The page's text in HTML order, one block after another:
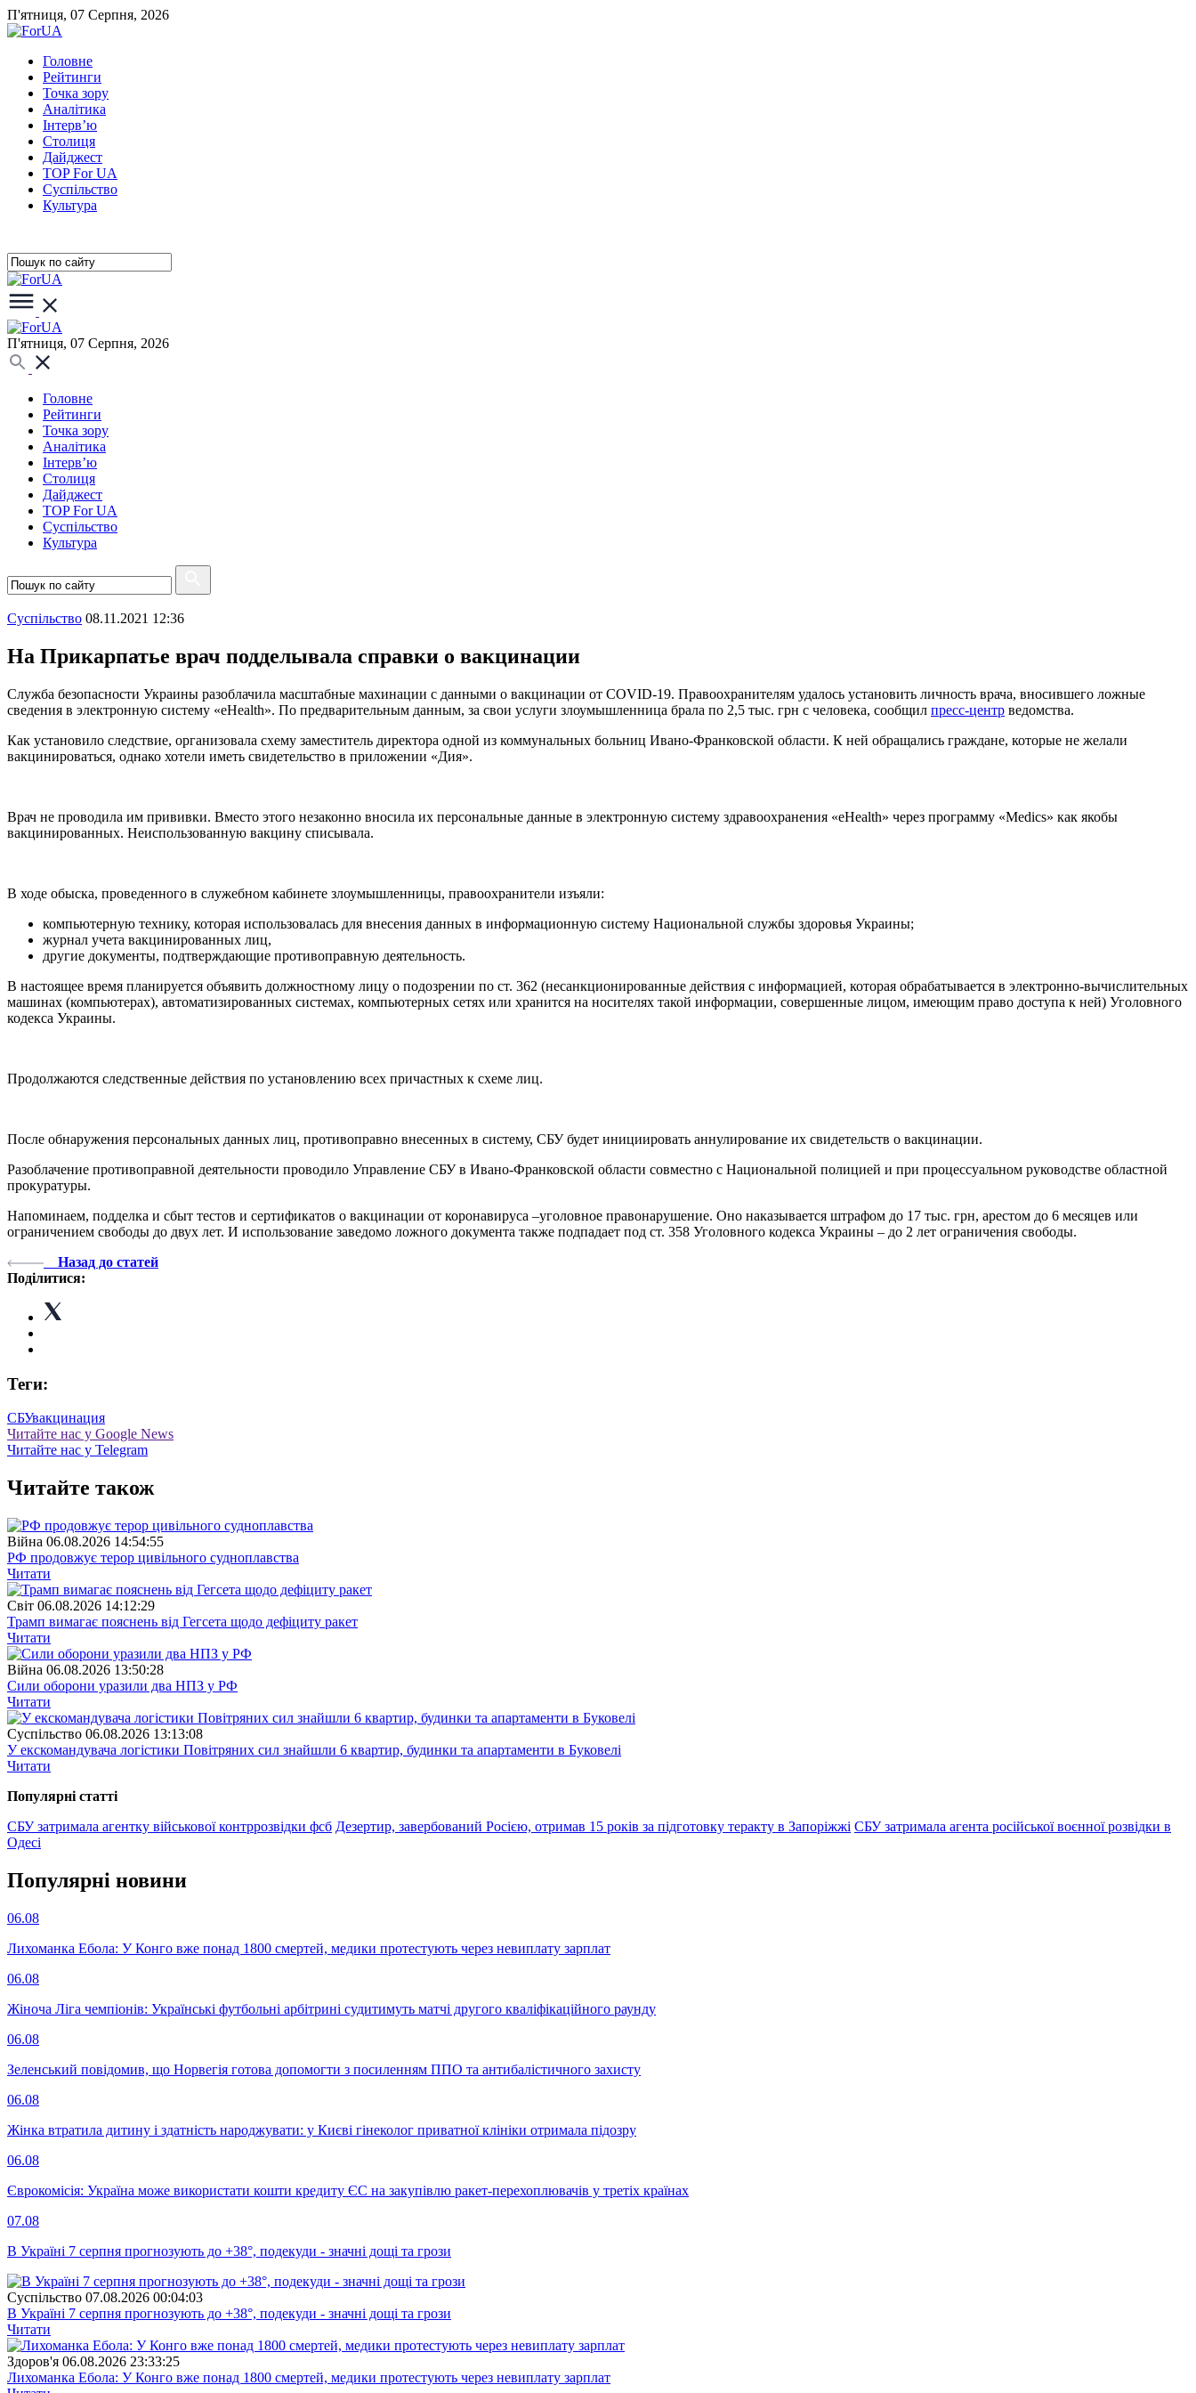
П'ятниця, 07 Серпня, 2026
Головне
Рейтинги
Точка зору
Аналітика
Інтерв’ю
Столиця
Дайджест
TOP For UA
Суспiльство
Культура
П'ятниця, 07 Серпня, 2026
Головне
Рейтинги
Точка зору
Аналітика
Інтерв’ю
Столиця
Дайджест
TOP For UA
Суспiльство
Культура
Суспiльство 08.11.2021 12:36
На Прикарпатье врач подделывала справки о вакцинации
Служба безопасности Украины разоблачила масштабные махинации с данными о вакцинации от COVID-19. Правоохранителям удалось установить личность врача, вносившего ложные
сведения в электронную систему «eHealth». По предварительным данным, за свои услуги злоумышленница брала по 2,5 тыс. грн с человека, сообщил пресс-центр ведомства.
Как установило следствие, организовала схему заместитель директора одной из коммунальных больниц Ивано-Франковской области. К ней обращались граждане, которые не желали
вакцинироваться, однако хотели иметь свидетельство в приложении «Дия».
Врач не проводила им прививки. Вместо этого незаконно вносила их персональные данные в электронную систему здравоохранения «eHealth» через программу «Medics» как якобы
вакцинированных. Неиспользованную вакцину списывала.
В ходе обыска, проведенного в служебном кабинете злоумышленницы, правоохранители изъяли:
компьютерную технику, которая использовалась для внесения данных в информационную систему Национальной службы здоровья Украины;
журнал учета вакцинированных лиц,
другие документы, подтверждающие противоправную деятельность.
В настоящее время планируется объявить должностному лицу о подозрении по ст. 362 (несанкционированные действия с информацией, которая обрабатывается в электронно-вычислительных
машинах (компьютерах), автоматизированных системах, компьютерных сетях или хранится на носителях такой информации, совершенные лицом, имеющим право доступа к ней) Уголовного
кодекса Украины.
Продолжаются следственные действия по установлению всех причастных к схеме лиц.
После обнаружения персональных данных лиц, противоправно внесенных в систему, СБУ будет инициировать аннулирование их свидетельств о вакцинации.
Разоблачение противоправной деятельности проводило Управление СБУ в Ивано-Франковской области совместно с Национальной полицией и при процессуальном руководстве областной
прокуратуры.
Напоминаем, подделка и сбыт тестов и сертификатов о вакцинации от коронавируса –уголовное правонарушение. Оно наказывается штрафом до 17 тыс. грн, арестом до 6 месяцев или
ограничением свободы до двух лет. И использование заведомо ложного документа также подпадает под ст. 358 Уголовного кодекса Украины – до 2 лет ограничения свободы.
Назад до статей
Поділитися:
Теги:
СБУвакцинация
Читайте нас у Google News
Читайте нас у Telegram
Читайте також
Війна 06.08.2026 14:54:55
РФ продовжує терор цивільного судноплавства
Читати
Свiт 06.08.2026 14:12:29
Трамп вимагає пояснень від Гегсета щодо дефіциту ракет
Читати
Війна 06.08.2026 13:50:28
Сили оборони уразили два НПЗ у РФ
Читати
Суспiльство 06.08.2026 13:13:08
У екскомандувача логістики Повітряних сил знайшли 6 квартир, будинки та апартаменти в Буковелі
Читати
Популярнi статтi
СБУ затримала агентку військової контррозвідки фсб Дезертир, завербований Росією, отримав 15 років за підготовку теракту в Запоріжжі СБУ затримала агента російської воєнної розвідки в
Одесі
Популярнi новини
06.08
Лихоманка Ебола: У Конго вже понад 1800 смертей, медики протестують через невиплату зарплат
06.08
Жіноча Ліга чемпіонів: Українські футбольні арбітрині судитимуть матчі другого кваліфікаційного раунду
06.08
Зеленський повідомив, що Норвегія готова допомогти з посиленням ППО та антибалістичного захисту
06.08
Жінка втратила дитину і здатність народжувати: у Києві гінеколог приватної клініки отримала підозру
06.08
Єврокомісія: Україна може використати кошти кредиту ЄС на закупівлю ракет-перехоплювачів у третіх країнах
07.08
В Україні 7 серпня прогнозують до +38°, подекуди - значні дощі та грози
Суспiльство 07.08.2026 00:04:03
В Україні 7 серпня прогнозують до +38°, подекуди - значні дощі та грози
Читати
Здоров'я 06.08.2026 23:33:25
Лихоманка Ебола: У Конго вже понад 1800 смертей, медики протестують через невиплату зарплат